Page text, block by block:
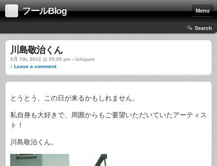
フールBlog Menu
Search
川島敬治くん
9月 7th, 2012 @ 05:05 pm › ishiguro
↓ Leave a comment
とうとう、この日が来るかもしれません。
私自身も大好きで、周囲からもご要望いただいていたアーティス
ト！
川島敬治くん。